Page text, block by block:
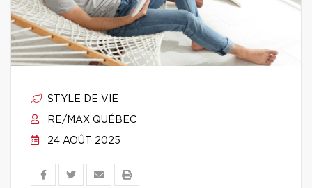
STYLE DE VIE
RE/MAX QUÉBEC
24 AOÛT 2025